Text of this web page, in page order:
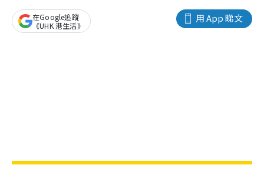
用 App 睇文
在Google追蹤
《UHK 港生活》